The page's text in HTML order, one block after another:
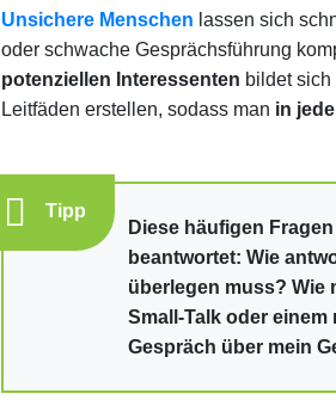
Unsichere Menschen lassen sich
oder schwache Gesprächsführung
potenziellen Interessenten bildet sich
Leitfäden erstellen, sodass man in
Tipp
Diese häufigen
beantwortet: Wie
überlegen muss? Wie
Small-Talk oder
Gespräch über mein